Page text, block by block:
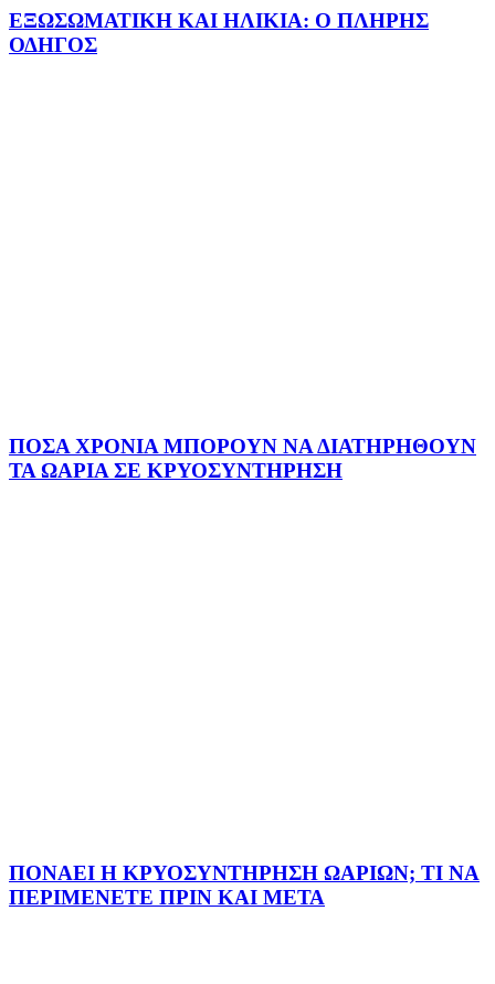
ΕΞΩΣΩΜΑΤΙΚΗ ΚΑΙ ΗΛΙΚΙΑ: Ο ΠΛΗΡΗΣ
ΟΔΗΓΟΣ
ΠΟΣΑ ΧΡΟΝΙΑ ΜΠΟΡΟΥΝ ΝΑ ΔΙΑΤΗΡΗΘΟΥΝ
ΤΑ ΩΑΡΙΑ ΣΕ ΚΡΥΟΣΥΝΤΗΡΗΣΗ
ΠΟΝΑΕΙ Η ΚΡΥΟΣΥΝΤΗΡΗΣΗ ΩΑΡΙΩΝ; ΤΙ ΝΑ
ΠΕΡΙΜΕΝΕΤΕ ΠΡΙΝ ΚΑΙ ΜΕΤΑ